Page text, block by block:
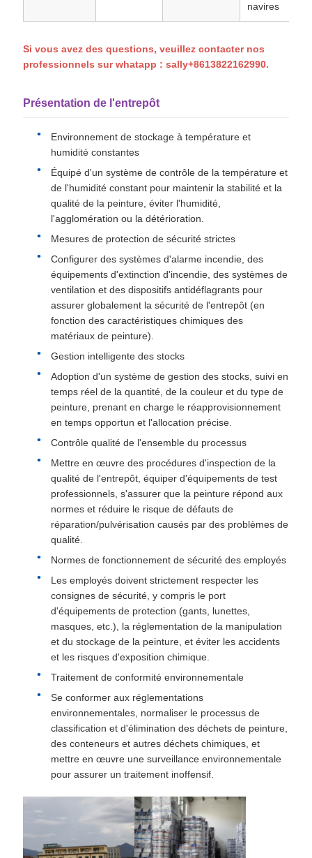
navires
Si vous avez des questions, veuillez contacter nos
professionnels sur whatapp : sally+8613822162990.
Présentation de l'entrepôt
Environnement de stockage à température et
humidité constantes
Équipé d'un système de contrôle de la température et
de l'humidité constant pour maintenir la stabilité et la
qualité de la peinture, éviter l'humidité,
l'agglomération ou la détérioration.
Mesures de protection de sécurité strictes
Configurer des systèmes d'alarme incendie, des
équipements d'extinction d'incendie, des systèmes de
ventilation et des dispositifs antidéflagrants pour
assurer globalement la sécurité de l'entrepôt (en
fonction des caractéristiques chimiques des
matériaux de peinture).
Gestion intelligente des stocks
Adoption d'un système de gestion des stocks, suivi en
temps réel de la quantité, de la couleur et du type de
peinture, prenant en charge le réapprovisionnement
en temps opportun et l'allocation précise.
Contrôle qualité de l'ensemble du processus
Mettre en œuvre des procédures d'inspection de la
qualité de l'entrepôt, équiper d'équipements de test
professionnels, s'assurer que la peinture répond aux
normes et réduire le risque de défauts de
réparation/pulvérisation causés par des problèmes de
qualité.
Normes de fonctionnement de sécurité des employés
Les employés doivent strictement respecter les
consignes de sécurité, y compris le port
d'équipements de protection (gants, lunettes,
masques, etc.), la réglementation de la manipulation
et du stockage de la peinture, et éviter les accidents
et les risques d'exposition chimique.
Traitement de conformité environnementale
Se conformer aux réglementations
environnementales, normaliser le processus de
classification et d'élimination des déchets de peinture,
des conteneurs et autres déchets chimiques, et
mettre en œuvre une surveillance environnementale
pour assurer un traitement inoffensif.